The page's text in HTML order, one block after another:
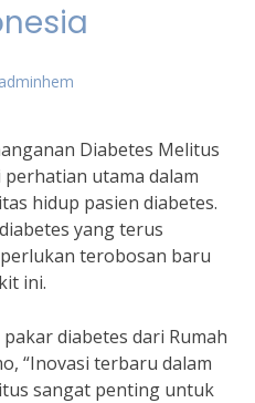
adminhem
Diabetes Melitus
utama dalam
hidup pasien diabetes.
yang terus
terobosan baru
ini.
diabetes dari Rumah
“Inovasi terbaru dalam
sangat penting untuk